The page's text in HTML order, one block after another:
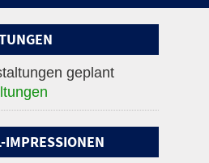
geplant
IMPRESSIONEN